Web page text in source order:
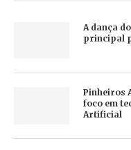
A dança
principal
Pinheiros
foco em
Artificial